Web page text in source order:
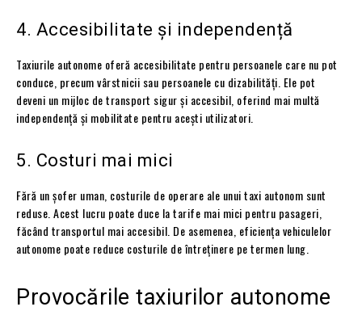
4. Accesibilitate și independență
Taxiurile autonome oferă accesibilitate pentru persoanele care nu pot
conduce, precum vârstnicii sau persoanele cu dizabilități. Ele pot
deveni un mijloc de transport sigur și accesibil, oferind mai multă
independență și mobilitate pentru acești utilizatori.
5. Costuri mai mici
Fără un șofer uman, costurile de operare ale unui taxi autonom sunt
reduse. Acest lucru poate duce la tarife mai mici pentru pasageri,
făcând transportul mai accesibil. De asemenea, eficiența vehiculelor
autonome poate reduce costurile de întreținere pe termen lung.
Provocările taxiurilor autonome